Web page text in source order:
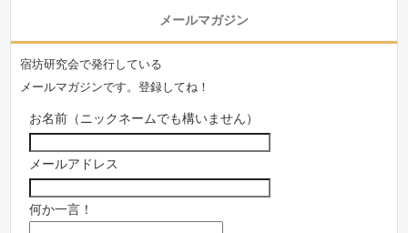
メールマガジン
宿坊研究会で発行している
メールマガジンです。登録してね！
お名前（ニックネームでも構いません）
メールアドレス
何か一言！